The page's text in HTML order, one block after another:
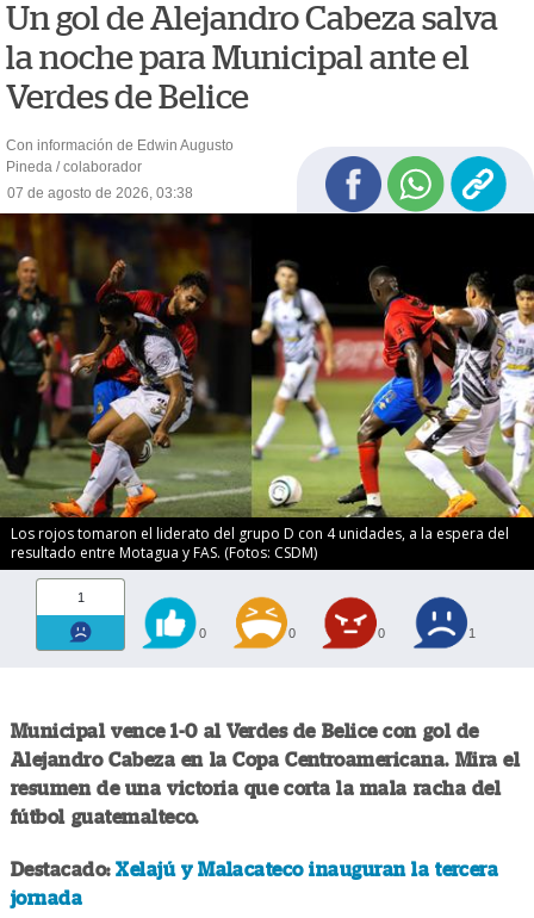
Un gol de Alejandro Cabeza salva
la noche para Municipal ante el
Verdes de Belice
Con información de Edwin Augusto
Pineda / colaborador
07 de agosto de 2026, 03:38
Los rojos tomaron el liderato del grupo D con 4 unidades, a la espera del
resultado entre Motagua y FAS. (Fotos: CSDM)
1
0 0 0 1
Municipal vence 1-0 al Verdes de Belice con gol de
Alejandro Cabeza en la Copa Centroamericana. Mira el
resumen de una victoria que corta la mala racha del
fútbol guatemalteco.
Destacado:Xelajú y Malacateco inauguran la tercera
jornada